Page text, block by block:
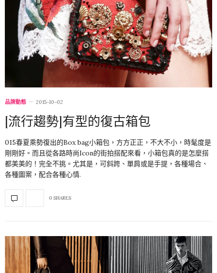
品牌動態 2015-10-02
[流行趨勢]有型的復古箱包
015春夏乘勢復出的Box bag小箱包，方方正正，不大不小，時髦度是
剛剛好。而且從各路時尚Icon的街拍搭配來看，小箱包真的是怎麼搭
都美美的！完全不挑。尤其是，可斜跨、單肩或是手提，各種場合、
各種圖案，配合各種心情.
0 SHARES